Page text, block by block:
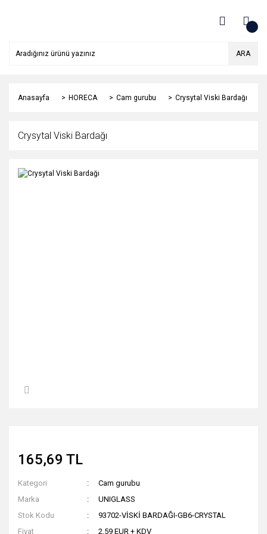
ARA
Anasayfa HORECA Cam gurubu Crysytal Viski Bardağı
Crysytal Viski Bardağı
165,69 TL
Kategori
Cam gurubu
Marka
UNIGLASS
Stok Kodu
93702-VİSKİ BARDAĞI-GB6-CRYSTAL
Fiyat
2,59 EUR + KDV